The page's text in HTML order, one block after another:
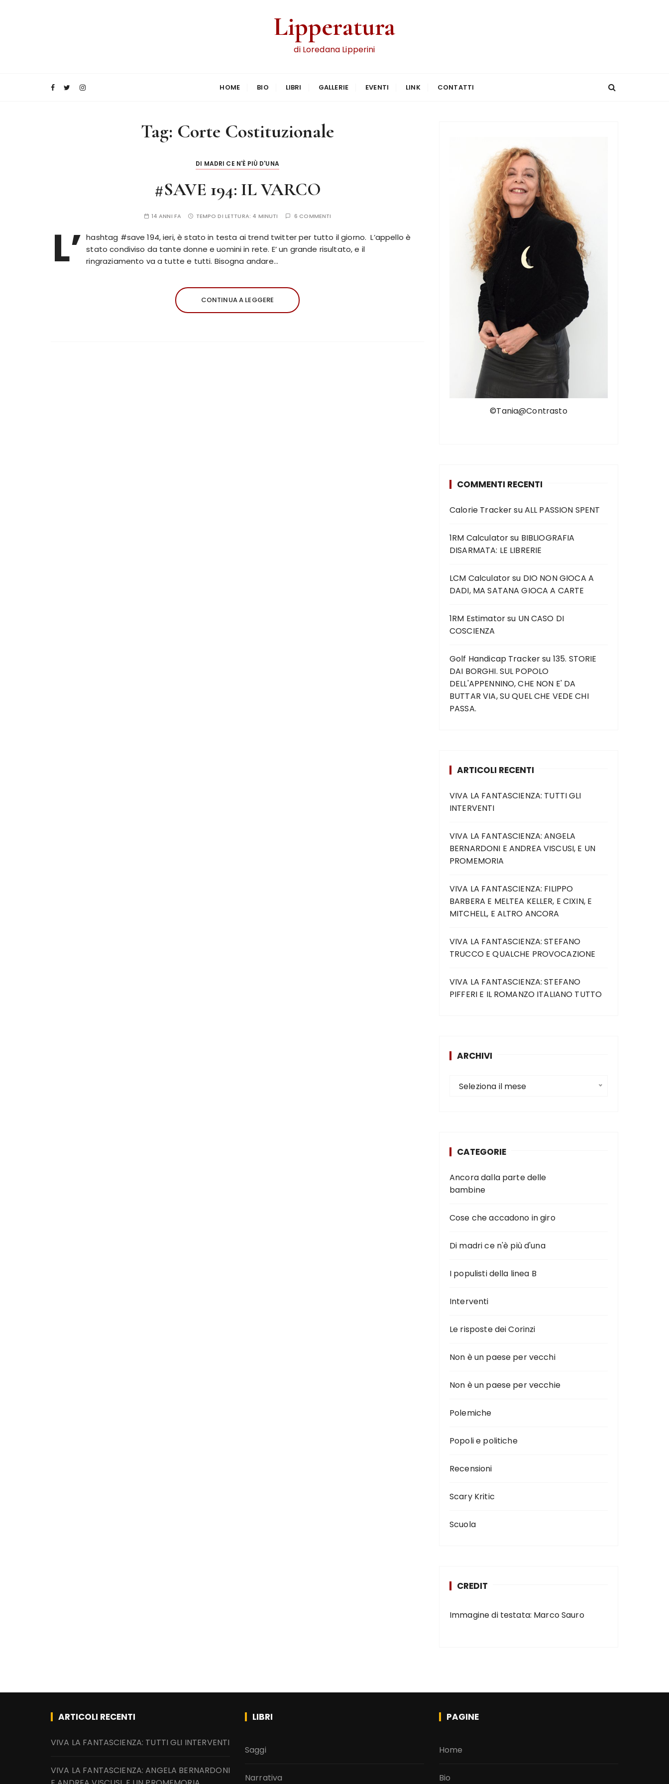
Lipperatura
di Loredana Lipperini
HOME BIO LIBRI GALLERIE EVENTI LINK CONTATTI
Tag: Corte Costituzionale
DI MADRI CE N'È PIÙ D'UNA
#SAVE 194: IL VARCO
14 ANNI FA TEMPO DI LETTURA: 4 MINUTI 6 COMMENTI
L’ hashtag #save 194, ieri, è stato in testa ai trend twitter per tutto il giorno. L’appello è
stato condiviso da tante donne e uomini in rete. E’ un grande risultato, e il
ringraziamento va a tutte e tutti. Bisogna andare…
CONTINUA A LEGGERE
©Tania@Contrasto
COMMENTI RECENTI
Calorie TrackersuALL PASSION SPENT
1RM Calculatorsu BIBLIOGRAFIA
DISARMATA: LE LIBRERIE
LCM Calculatorsu DIO NON GIOCA A
DADI, MA SATANA GIOCA A CARTE
1RM Estimatorsu UN CASO DI
COSCIENZA
Golf Handicap Trackersu 135. STORIE
DAI BORGHI. SUL POPOLO
DELL'APPENNINO, CHE NON E' DA
BUTTAR VIA, SU QUEL CHE VEDE CHI
PASSA.
ARTICOLI RECENTI
VIVA LA FANTASCIENZA: TUTTI GLI
INTERVENTI
VIVA LA FANTASCIENZA: ANGELA
BERNARDONI E ANDREA VISCUSI, E UN
PROMEMORIA
VIVA LA FANTASCIENZA: FILIPPO
BARBERA E MELTEA KELLER, E CIXIN, E
MITCHELL, E ALTRO ANCORA
VIVA LA FANTASCIENZA: STEFANO
TRUCCO E QUALCHE PROVOCAZIONE
VIVA LA FANTASCIENZA: STEFANO
PIFFERI E IL ROMANZO ITALIANO TUTTO
ARCHIVI
Seleziona il mese
CATEGORIE
Ancora dalla parte delle
bambine
Cose che accadono in giro
Di madri ce n'è più d'una
I populisti della linea B
Interventi
Le risposte dei Corinzi
Non è un paese per vecchi
Non è un paese per vecchie
Polemiche
Popoli e politiche
Recensioni
Scary Kritic
Scuola
CREDIT
Immagine di testata: Marco Sauro
ARTICOLI RECENTI
VIVA LA FANTASCIENZA: TUTTI GLI INTERVENTI
VIVA LA FANTASCIENZA: ANGELA BERNARDONI
LIBRI
Saggi
Narrativa
PAGINE
Home
Bio